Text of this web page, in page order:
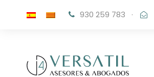
930 259 783 ·